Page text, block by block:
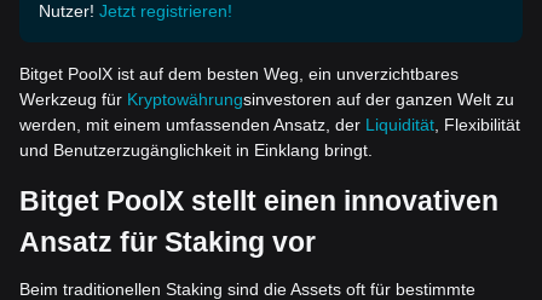
Nutzer! Jetzt registrieren!
Bitget PoolX ist auf dem besten Weg, ein unverzichtbares
Werkzeug für Kryptowährungsinvestoren auf der ganzen Welt zu
werden, mit einem umfassenden Ansatz, der Liquidität, Flexibilität
und Benutzerzugänglichkeit in Einklang bringt.
Bitget PoolX stellt einen innovativen
Ansatz für Staking vor
Beim traditionellen Staking sind die Assets oft für bestimmte